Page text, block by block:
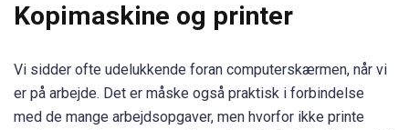
Kopimaskine og printer
Vi sidder ofte udelukkende foran computerskærmen, når vi
er på arbejde. Det er måske også praktisk i forbindelse
med de mange arbejdsopgaver, men hvorfor ikke printe